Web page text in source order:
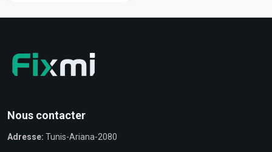
Nous contacter
Adresse: Tunis-Ariana-2080